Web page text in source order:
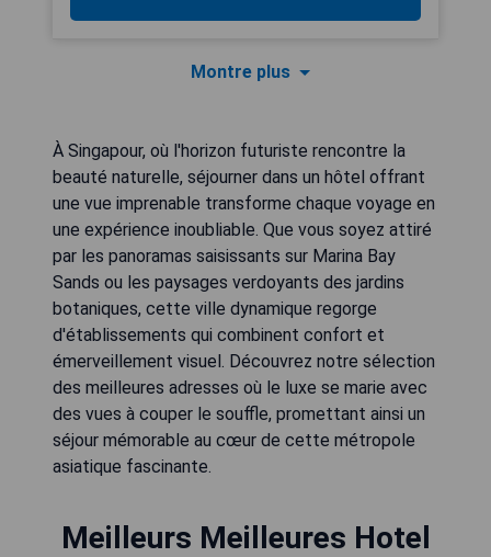
Montre plus
À Singapour, où l'horizon futuriste rencontre la
beauté naturelle, séjourner dans un hôtel offrant
une vue imprenable transforme chaque voyage en
une expérience inoubliable. Que vous soyez attiré
par les panoramas saisissants sur Marina Bay
Sands ou les paysages verdoyants des jardins
botaniques, cette ville dynamique regorge
d'établissements qui combinent confort et
émerveillement visuel. Découvrez notre sélection
des meilleures adresses où le luxe se marie avec
des vues à couper le souffle, promettant ainsi un
séjour mémorable au cœur de cette métropole
asiatique fascinante.
Meilleurs Meilleures Hotel